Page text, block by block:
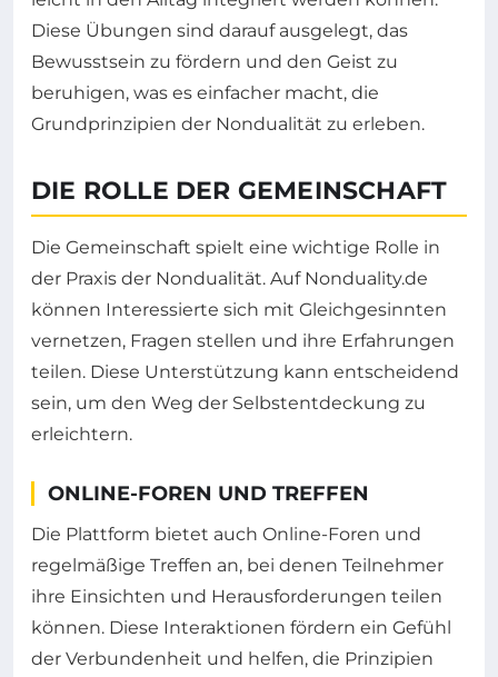
Diese Übungen sind darauf ausgelegt, das
Bewusstsein zu fördern und den Geist zu
beruhigen, was es einfacher macht, die
Grundprinzipien der Nondualität zu erleben.
DIE ROLLE DER GEMEINSCHAFT
Die Gemeinschaft spielt eine wichtige Rolle in
der Praxis der Nondualität. Auf Nonduality.de
können Interessierte sich mit Gleichgesinnten
vernetzen, Fragen stellen und ihre Erfahrungen
teilen. Diese Unterstützung kann entscheidend
sein, um den Weg der Selbstentdeckung zu
erleichtern.
ONLINE-FOREN UND TREFFEN
Die Plattform bietet auch Online-Foren und
regelmäßige Treffen an, bei denen Teilnehmer
ihre Einsichten und Herausforderungen teilen
können. Diese Interaktionen fördern ein Gefühl
der Verbundenheit und helfen, die Prinzipien